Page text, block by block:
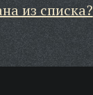
из списка?